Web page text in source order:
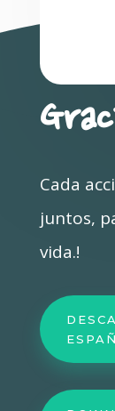
Cada
juntos,
vida.!